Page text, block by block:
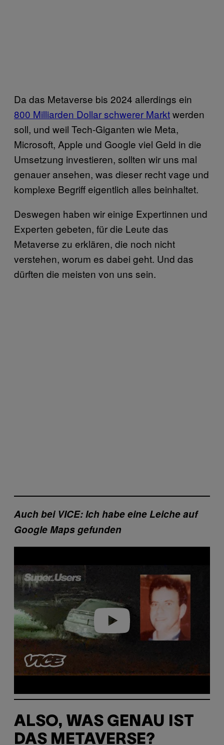
Da das Metaverse bis 2024 allerdings ein
800 Milliarden Dollar schwerer Marktwerden
soll, und weil Tech-Giganten wie Meta,
Microsoft, Apple und Google viel Geld in die
Umsetzung investieren, sollten wir uns mal
genauer ansehen, was dieser recht vage und
komplexe Begriff eigentlich alles beinhaltet.
Deswegen haben wir einige Expertinnen und
Experten gebeten, für die Leute das
Metaverse zu erklären, die noch nicht
verstehen, worum es dabei geht. Und das
dürften die meisten von uns sein.
Auch bei VICE: Ich habe eine Leiche auf
Google Maps gefunden
Play video
ALSO, WAS GENAU IST
DAS METAVERSE?